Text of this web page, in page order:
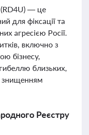
(RD4U) — це
для фіксації та
агресією Росії.
включно з
бізнесу,
близьких,
Реєстру